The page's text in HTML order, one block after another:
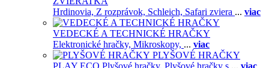
Hrdinovia, Z rozprávok, Schleich, Safari zviera ... viac
VEDECKÉ A TECHNICKÉ HRAČKY
Elektronické hračky, Mikroskopy, ... viac
PLYŠOVÉ HRAČKY
PLAY ECO Plyšové hračky, Plyšové hračky s ... viac